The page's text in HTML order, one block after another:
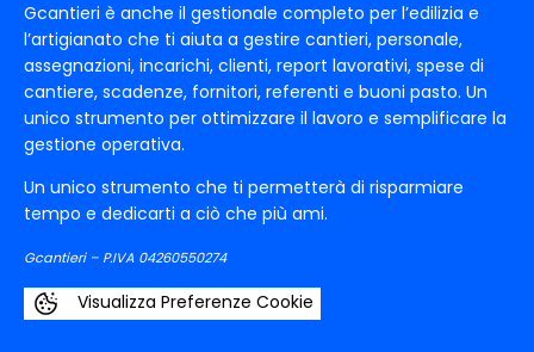
Gcantieri è anche il gestionale completo per l’edilizia e
l’artigianato che ti aiuta a gestire cantieri, personale,
assegnazioni, incarichi, clienti, report lavorativi, spese di
cantiere, scadenze, fornitori, referenti e buoni pasto. Un
unico strumento per ottimizzare il lavoro e semplificare la
gestione operativa.
Un unico strumento che ti permetterà di risparmiare
tempo e dedicarti a ciò che più ami.
Gcantieri – P.IVA 04260550274
Visualizza Preferenze Cookie